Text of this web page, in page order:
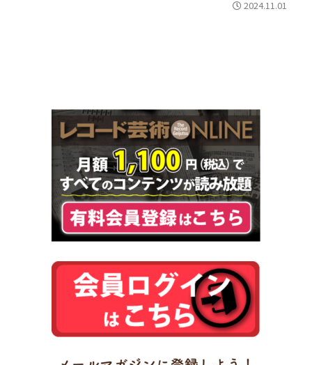
2024.11.01